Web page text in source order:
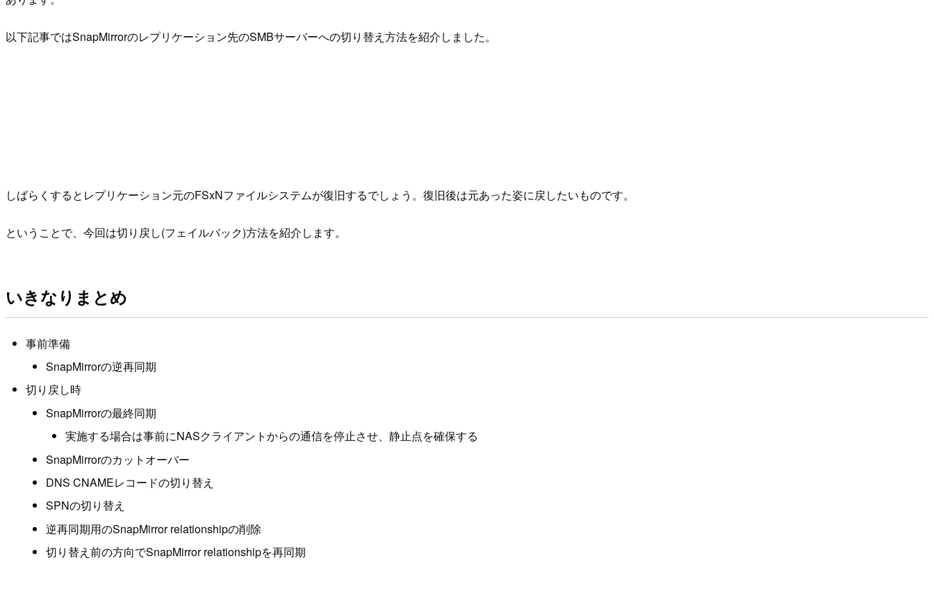
以下記事ではSnapMirrorのレプリケーション先のSMBサーバーへの切り替え方法を紹介しました。
しばらくするとレプリケーション元のFSxNファイルシステムが復旧するでしょう。復旧後は元あった姿に戻したいものです。
ということで、今回は切り戻し(フェイルバック)方法を紹介します。
いきなりまとめ
事前準備
SnapMirrorの逆再同期
切り戻し時
SnapMirrorの最終同期
実施する場合は事前にNASクライアントからの通信を停止させ、静止点を確保する
SnapMirrorのカットオーバー
DNS CNAMEレコードの切り替え
SPNの切り替え
逆再同期用のSnapMirror relationshipの削除
切り替え前の方向でSnapMirror relationshipを再同期